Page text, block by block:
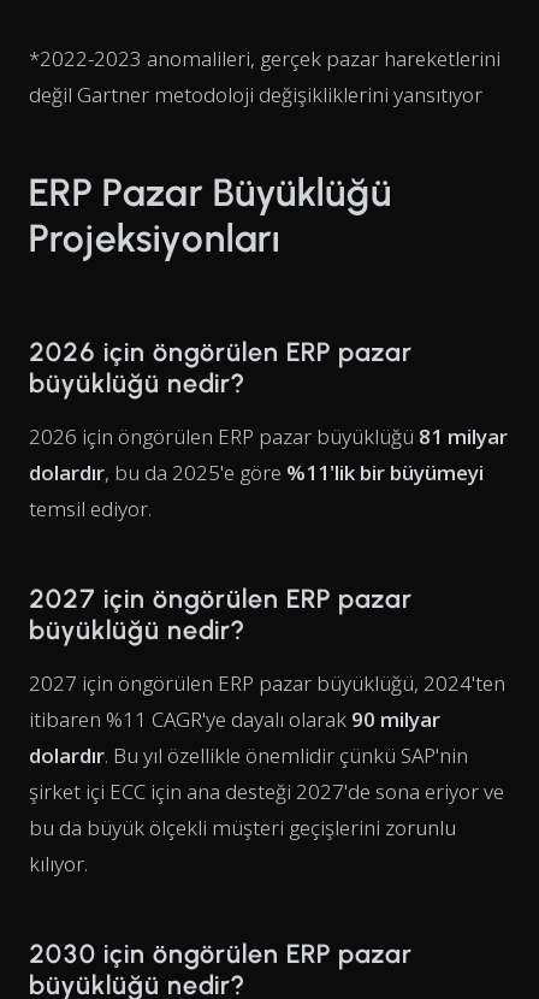
*2022-2023 anomalileri, gerçek pazar hareketlerini
değil Gartner metodoloji değişikliklerini yansıtıyor
ERP Pazar Büyüklüğü
Projeksiyonları
2026 için öngörülen ERP pazar
büyüklüğü nedir?
2026 için öngörülen ERP pazar büyüklüğü 81 milyar
dolardır, bu da 2025'e göre %11'lik bir büyümeyi
temsil ediyor.
2027 için öngörülen ERP pazar
büyüklüğü nedir?
2027 için öngörülen ERP pazar büyüklüğü, 2024'ten
itibaren %11 CAGR'ye dayalı olarak 90 milyar
dolardır. Bu yıl özellikle önemlidir çünkü SAP'nin
şirket içi ECC için ana desteği 2027'de sona eriyor ve
bu da büyük ölçekli müşteri geçişlerini zorunlu
kılıyor.
2030 için öngörülen ERP pazar
büyüklüğü nedir?